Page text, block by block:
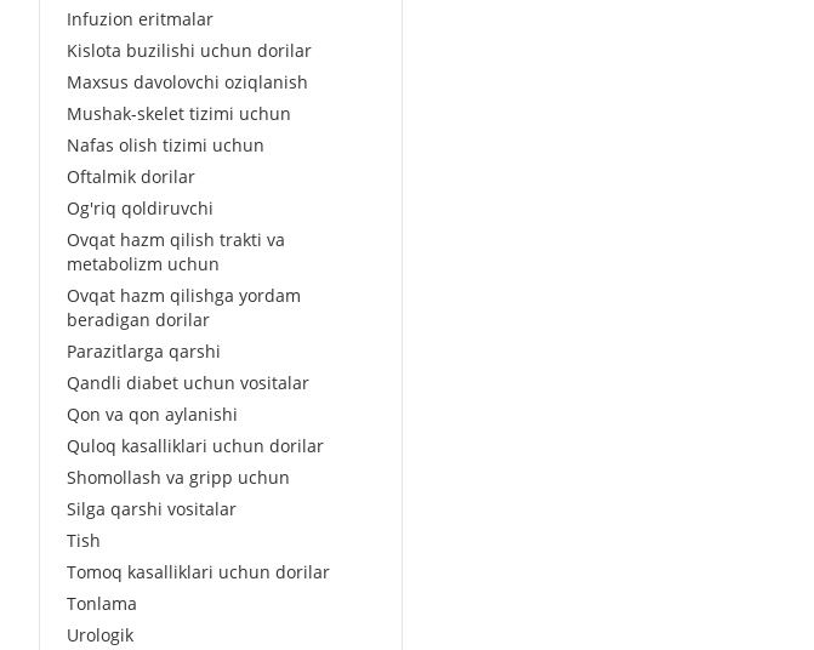
Infuzion eritmalar
Kislota buzilishi uchun dorilar
Maxsus davolovchi oziqlanish
Mushak-skelet tizimi uchun
Nafas olish tizimi uchun
Oftalmik dorilar
Og'riq qoldiruvchi
Ovqat hazm qilish trakti va
metabolizm uchun
Ovqat hazm qilishga yordam
beradigan dorilar
Parazitlarga qarshi
Qandli diabet uchun vositalar
Qon va qon aylanishi
Quloq kasalliklari uchun dorilar
Shomollash va gripp uchun
Silga qarshi vositalar
Tish
Tomoq kasalliklari uchun dorilar
Tonlama
Urologik